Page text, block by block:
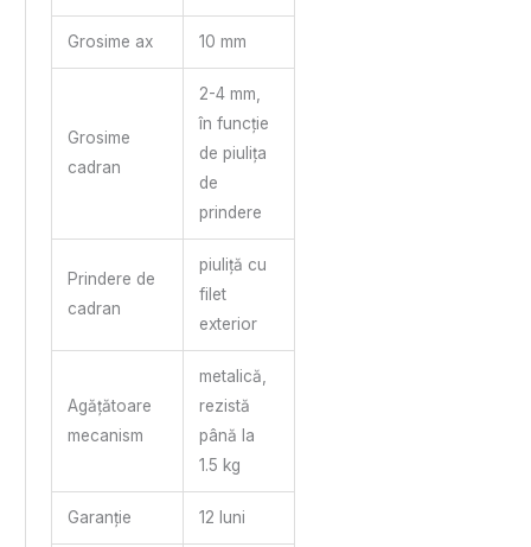
Grosime ax 10 mm
Grosime
cadran
2-4 mm,
în funcție
de piulița
de
prindere
Prindere de
cadran
piuliță cu
filet
exterior
Agățătoare
mecanism
metalică,
rezistă
până la
1.5 kg
Garanție 12 luni